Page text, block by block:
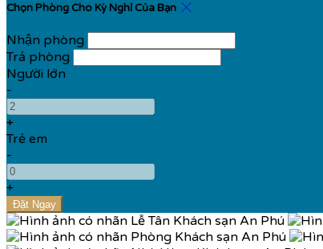
Chọn Phòng Cho Kỳ Nghỉ Của Bạn
Nhận phòng
Trả phòng
Người lớn
-
+
Trẻ em
-
+